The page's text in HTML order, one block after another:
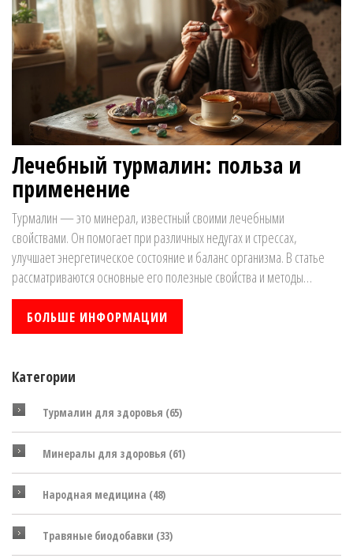
Лечебный турмалин: польза и
применение
Турмалин — это минерал, известный своими лечебными
свойствами. Он помогает при различных недугах и стрессах,
улучшает энергетическое состояние и баланс организма. В статье
рассматриваются основные его полезные свойства и методы
применения, чтобы каждый мог найти что-то полезное для себя.
БОЛЬШЕ ИНФОРМАЦИИ
Категории
Турмалин для здоровья (65)
Минералы для здоровья (61)
Народная медицина (48)
Травяные биодобавки (33)